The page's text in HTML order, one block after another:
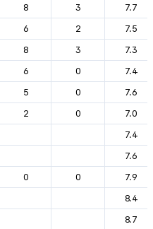
8 3
7.7
6 2
7.5
8 3
7.3
6 0
7.4
5 0
7.6
2 0
7.0
7.4
7.6
0 0
7.9
8.4
8.7